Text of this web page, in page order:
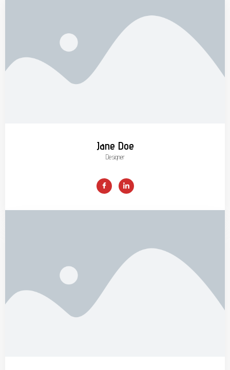
Jane Doe
Designer